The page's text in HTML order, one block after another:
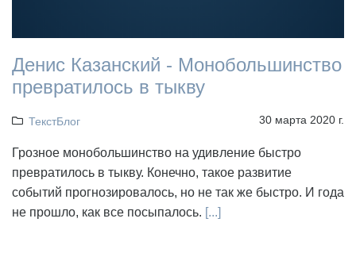
Денис Казанский - Монобольшинство
превратилось в тыкву
ТекстБлог 30 марта 2020 г.
Грозное монобольшинство на удивление быстро
превратилось в тыкву. Конечно, такое развитие
событий прогнозировалось, но не так же быстро. И года
не прошло, как все посыпалось. [...]